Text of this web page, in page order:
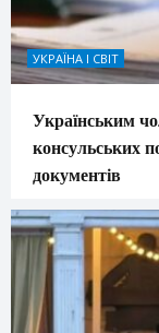
УКРАЇНА І СВІТ
Українським
консульських
документів